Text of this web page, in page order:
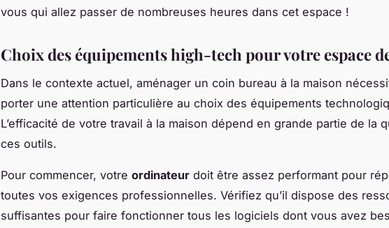
vous qui allez passer de nombreuses heures dans cet espace !
Choix des équipements high-tech pour votre espace
Dans le contexte actuel, aménager un coin bureau à la maison
porter une attention particulière au choix des équipements
L’efficacité de votre travail à la maison dépend en grande partie de la
ces outils.
Pour commencer, votre ordinateur doit être assez performant pour
toutes vos exigences professionnelles. Vérifiez qu’il dispose des
suffisantes pour faire fonctionner tous les logiciels dont vous avez